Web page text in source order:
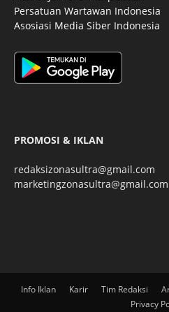
Persatuan Wartawan Indonesia
Asosiasi Media Siber Indonesia
PROMOSI & IKLAN
redaksizonasultra@gmail.com
marketingzonasultra@gmail.com
Info Iklan Karir Tim Redaksi
Privacy